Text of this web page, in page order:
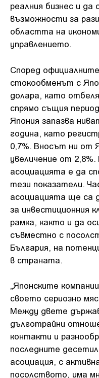
реалния бизнес и да
възможности за
областта на
управлението.
Според официалните
стокообменът с
долара, като
спрямо същия
Япония запазва
година, като
0,7%. Вносът ни от
увеличение от
асоциацията е да
тези показатели.
асоциацията ще са
за инвестиционния
рамка, както и да
съвместно с
България, на
в страната.
„Японските
своето сериозно
Между двете
дълготрайни
контакти и
последните
асоциация, с
посолството, има